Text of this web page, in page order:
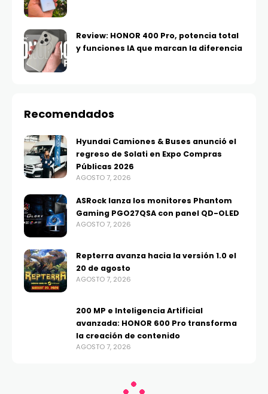
Review: HONOR 400 Pro, potencia total
y funciones IA que marcan la diferencia
Recomendados
Hyundai Camiones & Buses anunció el
regreso de Solati en Expo Compras
Públicas 2026
AGOSTO 7, 2026
ASRock lanza los monitores Phantom
Gaming PGO27QSA con panel QD-OLED
AGOSTO 7, 2026
Repterra avanza hacia la versión 1.0 el
20 de agosto
AGOSTO 7, 2026
200 MP e Inteligencia Artificial
avanzada: HONOR 600 Pro transforma
la creación de contenido
AGOSTO 7, 2026